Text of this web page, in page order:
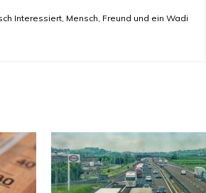
Interessiert, Mensch, Freund und ein Wadi